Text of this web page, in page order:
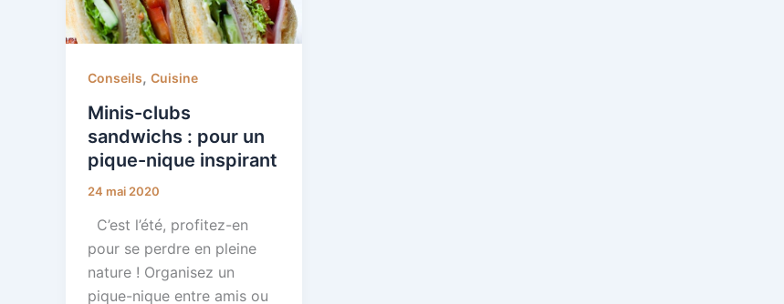
Conseils, Cuisine
Minis-clubs
sandwichs : pour un
pique-nique inspirant
24 mai 2020
C’est l’été, profitez-en
pour se perdre en pleine
nature ! Organisez un
pique-nique entre amis ou